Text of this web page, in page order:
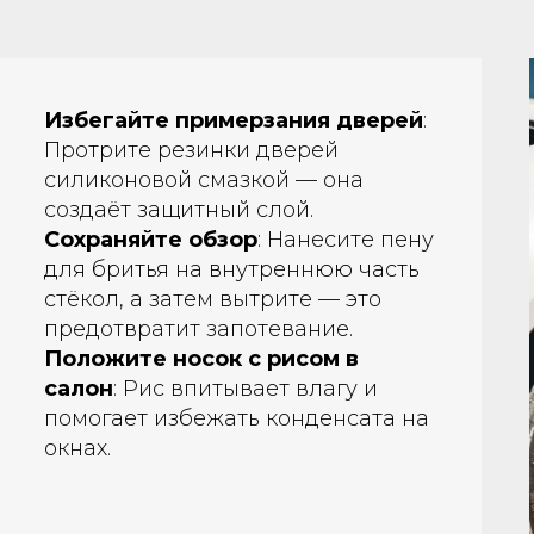
Регулярная проверка шин:
Контролируйте давление в шинах
не реже одного раза в месяц. Это
улучшает управляемость и
экономит топливо.
Очистка фар зубной пастой:
Если фары стали тусклыми, их
можно быстро освежить,
протерев зубной пастой с
микрогранулами.
Замена щёток
стеклоочистителей